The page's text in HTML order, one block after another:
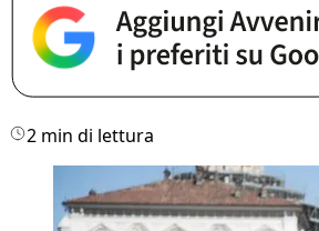
2 min di lettura